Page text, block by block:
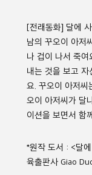
[전래동화] 달에
남의 꾸오이 아저
나 겁이 나서 죽여
내는 것을 보고
요 .꾸오이 아저씨
오이 아저씨가 달
이션을 보면서 함
*원작 도서 : <달에
육출판사 Giao